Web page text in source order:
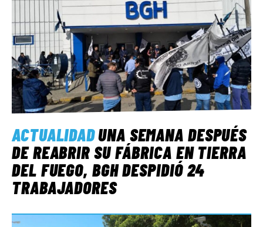
ACTUALIDADUNA SEMANA DESPUÉS
DE REABRIR SU FÁBRICA EN TIERRA
DEL FUEGO, BGH DESPIDIÓ 24
TRABAJADORES